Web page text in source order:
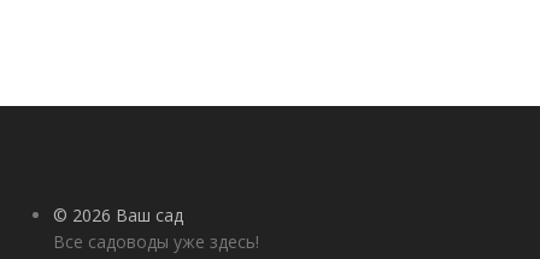
© 2026 Ваш сад
Все садоводы уже здесь!